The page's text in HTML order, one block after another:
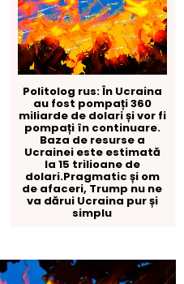
Politolog rus: În Ucraina
au fost pompați 360
miliarde de dolari și vor fi
pompați în continuare.
Baza de resurse a
Ucrainei este estimată
la 15 trilioane de
dolari.Pragmatic și om
de afaceri, Trump nu ne
va dărui Ucraina pur și
simplu